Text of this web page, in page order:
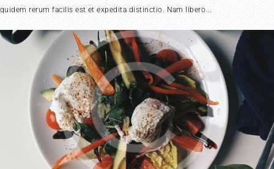
quidem rerum facilis est et expedita distinctio. Nam libero...